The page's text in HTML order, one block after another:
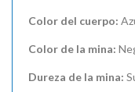
Color del cuerpo:
Color de la mina:
Dureza de la mina: